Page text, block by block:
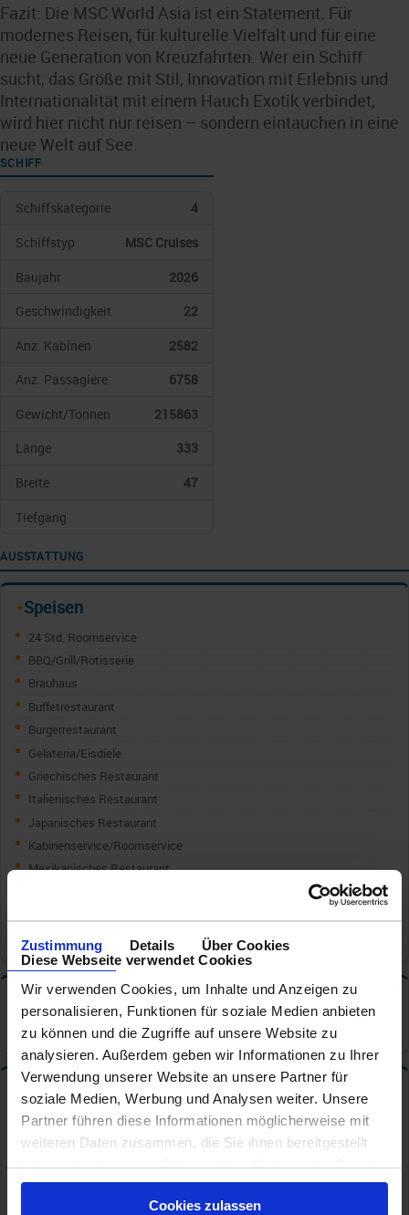
Zustimmung Details
Über Cookies
Diese Webseite verwendet Cookies
Wir verwenden Cookies, um Inhalte und Anzeigen zu
personalisieren, Funktionen für soziale Medien anbieten
zu können und die Zugriffe auf unsere Website zu
analysieren. Außerdem geben wir Informationen zu Ihrer
Verwendung unserer Website an unsere Partner für
soziale Medien, Werbung und Analysen weiter. Unsere
Partner führen diese Informationen möglicherweise mit
weiteren Daten zusammen, die Sie ihnen bereitgestellt
haben oder die sie im Rahmen Ihrer Nutzung der Dienste
gesammelt haben.
Cookies zulassen
Fazit: Die MSC World Asia ist ein Statement. Für
modernes Reisen, für kulturelle Vielfalt und für eine
neue Generation von Kreuzfahrten. Wer ein Schiff
sucht, das Größe mit Stil, Innovation mit Erlebnis und
Internationalität mit einem Hauch Exotik verbindet,
wird hier nicht nur reisen – sondern eintauchen in eine
neue Welt auf See.
SCHIFF
Schiffskategorie
4
Schiffstyp
MSC Cruises
Baujahr
2026
Geschwindigkeit
22
Anz. Kabinen
2582
Anz. Passagiere
6758
Gewicht/Tonnen
215863
Länge
333
Breite
47
Tiefgang
AUSSTATTUNG
✦Speisen
24 Std. Roomservice
BBQ/Grill/Rotisserie
Brauhaus
Buffetrestaurant
Burgerrestaurant
Gelateria/Eisdiele
Griechisches Restaurant
Italienisches Restaurant
Japanisches Restaurant
Kabinenservice/Roomservice
Mexikanisches Restaurant
Seafood Restaurant
Tischzeiten
Hauptrestaurant: Feste Tischzeit
Bars und Cafe s
Café/CoffeeBar
Champagner/Caviar Bar
Cocktail Bar